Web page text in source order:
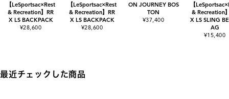
【LeSportsac×Rest
& Recreation】RR
X LS BACKPACK
¥28,600
【LeSportsac×Rest
& Recreation】RR
X LS BACKPACK
¥28,600
ON JOURNEY BOS
TON
¥37,400
【
& Recreation
X LS SLING
AG
¥15,400
最近チェックした商品